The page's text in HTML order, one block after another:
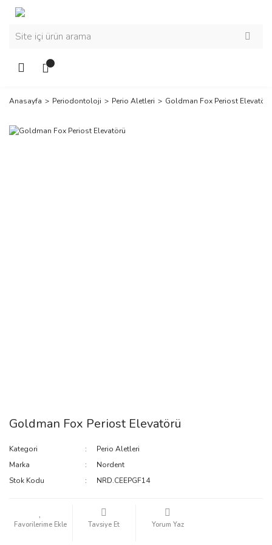
Anasayfa Periodontoloji Perio Aletleri Goldman Fox Periost Elevatörü
Goldman Fox Periost Elevatörü
Kategori
Perio Aletleri
Marka
Nordent
Stok Kodu
NRD.CEEPGF14
Tavsiye Et Yorum Yaz